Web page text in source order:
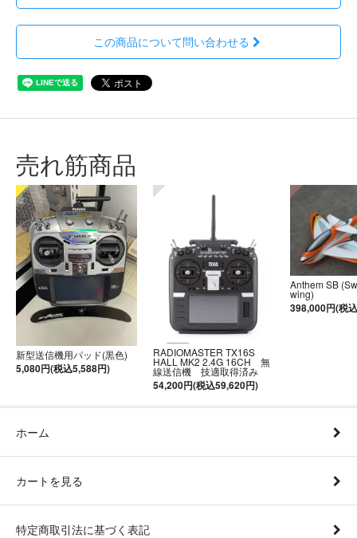
この商品について問い合わせる
売れ筋商品
新型送信機用パッド(黒色)
5,080円(税込5,588円)
RADIOMASTER TX16S
HALL MK2 2.4G 16CH 無
線送信機 技適取得済み
54,200円(税込59,620円)
Anthem SB
wing)
398,000円(税
ホーム
カートを見る
特定商取引法に基づく表記